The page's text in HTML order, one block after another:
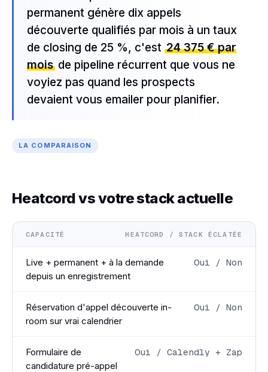
permanent génère dix appels
découverte qualifiés par mois à un taux
de closing de 25 %, c'est 24 375 € par
mois de pipeline récurrent que vous ne
voyiez pas quand les prospects
devaient vous emailer pour planifier.
LA COMPARAISON
Heatcord vs votre stack actuelle
CAPACITÉ HEATCORD / STACK ÉCLATÉE
Live + permanent + à la demande
depuis un enregistrement
Oui / Non
Réservation d'appel découverte in-
room sur vrai calendrier
Oui / Non
Formulaire de
candidature pré-appel
Oui / Calendly + Zap